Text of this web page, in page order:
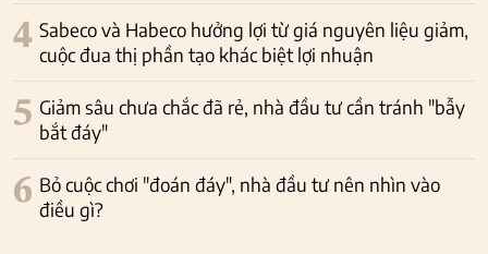
4 Sabeco và Habeco hưởng lợi từ giá nguyên liệu giảm,
cuộc đua thị phần tạo khác biệt lợi nhuận
5 Giảm sâu chưa chắc đã rẻ, nhà đầu tư cần tránh "bẫy
bắt đáy"
6 Bỏ cuộc chơi "đoán đáy", nhà đầu tư nên nhìn vào
điều gì?